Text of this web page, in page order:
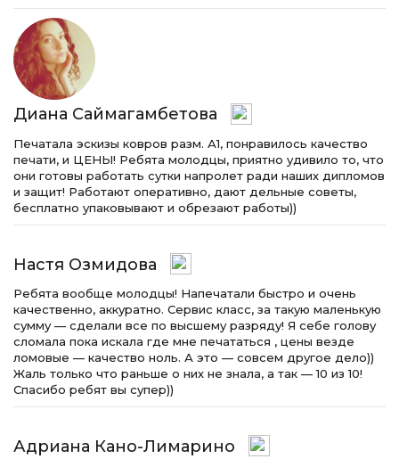
Диана Саймагамбетова
Печатала эскизы ковров разм. А1, понравилось качество
печати, и ЦЕНЫ! Ребята молодцы, приятно удивило то, что
они готовы работать сутки напролет ради наших дипломов
и защит! Работают оперативно, дают дельные советы,
бесплатно упаковывают и обрезают работы))
Настя Озмидова
Ребята вообще молодцы! Напечатали быстро и очень
качественно, аккуратно. Сервис класс, за такую маленькую
сумму — сделали все по высшему разряду! Я себе голову
сломала пока искала где мне печататься , цены везде
ломовые — качество ноль. А это — совсем другое дело))
Жаль только что раньше о них не знала, а так — 10 из 10!
Спасибо ребят вы супер))
Адриана Кано-Лимарино